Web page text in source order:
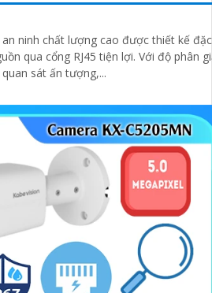
an ninh chất lượng cao được thiết kế đặc
RJ45 tiện lợi. Với độ phân giải
sát ấn tượng,...